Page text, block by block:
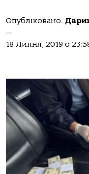
Опубліковано:
—
18 Липня, 2019 о